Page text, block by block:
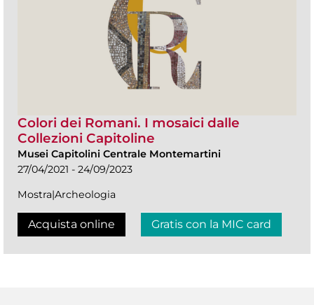
Colori dei Romani. I mosaici dalle
Collezioni Capitoline
Musei Capitolini Centrale Montemartini
27/04/2021 - 24/09/2023
Mostra|Archeologia
Acquista online Gratis con la MIC card